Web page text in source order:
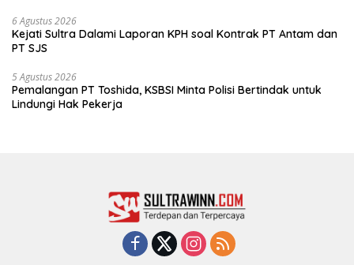
6 Agustus 2026
Kejati Sultra Dalami Laporan KPH soal Kontrak PT Antam dan
PT SJS
5 Agustus 2026
Pemalangan PT Toshida, KSBSI Minta Polisi Bertindak untuk
Lindungi Hak Pekerja